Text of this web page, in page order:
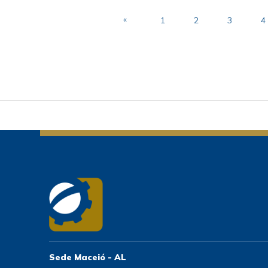
« 1 2 3 4
Sede Maceió - AL